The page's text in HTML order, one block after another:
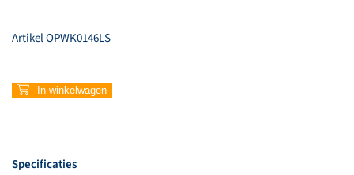
ArtikelOPWK0146LS
146
–
In winkelwagen
Specificaties